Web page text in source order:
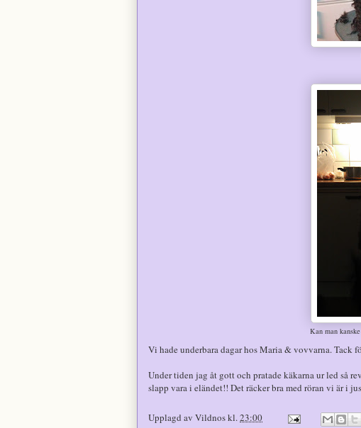
Kan man
Vi hade underbara dagar hos Maria & vovvarna.
Under tiden jag åt gott och pratade käkarna ur led så
slapp vara i eländet!! Det räcker bra med röran vi är i
Upplagd av Vildnoskl.23:00